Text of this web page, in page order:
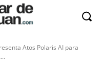
Atos Polaris AI para